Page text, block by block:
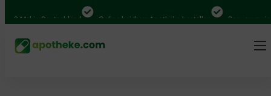
in Deutschland Online bei Ihrer Apotheke bestellen Bequem zwischen